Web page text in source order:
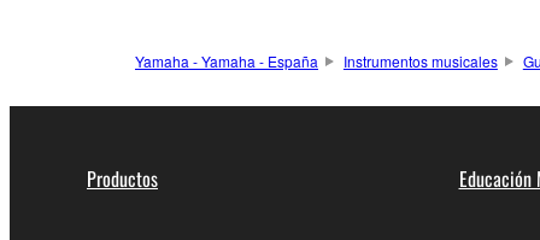
Yamaha - Yamaha - España Instrumentos musicales
Productos Educación